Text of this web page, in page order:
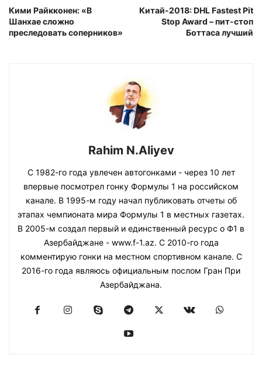
Кими Райкконен: «В
Шанхае сложно
преследовать соперников»
Китай-2018: DHL Fastest Pit
Stop Award – пит-стоп
Боттаса лучший
Rahim N.Aliyev
С 1982-го года увлечен автогонками - через 10 лет
впервые посмотрел гонку Формулы 1 на российском
канале. В 1995-м году начал публиковать отчеты об
этапах чемпионата мира Формулы 1 в местных газетах.
В 2005-м создал первый и единственный ресурс о Ф1 в
Азербайджане - www.f-1.az. С 2010-го года
комментирую гонки на местном спортивном канале. С
2016-го года являюсь официальным послом Гран При
Азербайджана.